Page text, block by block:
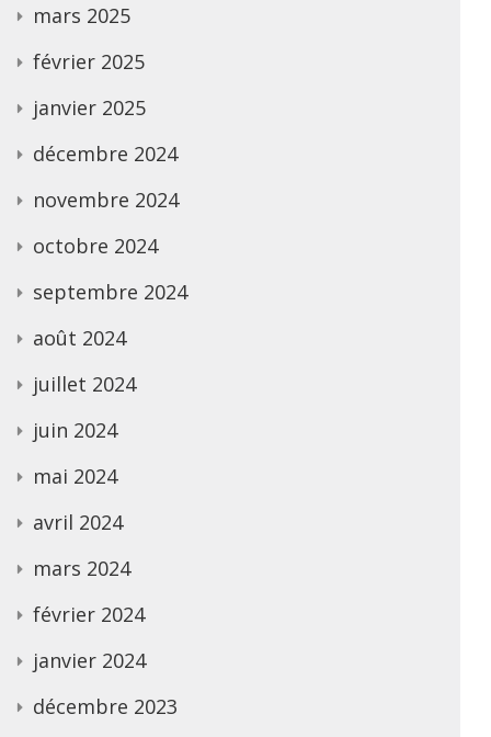
mars 2025
février 2025
janvier 2025
décembre 2024
novembre 2024
octobre 2024
septembre 2024
août 2024
juillet 2024
juin 2024
mai 2024
avril 2024
mars 2024
février 2024
janvier 2024
décembre 2023